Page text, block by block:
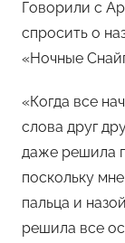
Говорили с
спросить о
«Ночные
«Когда все
слова друг
даже решила
поскольку
пальца и
решила все